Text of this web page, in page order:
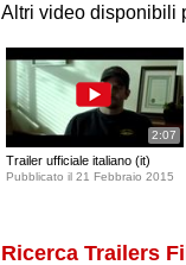
Altri video disponibili
2:07
Trailer ufficiale italiano (it)
Pubblicato il 21 Febbraio 2015
Ricerca Trailers